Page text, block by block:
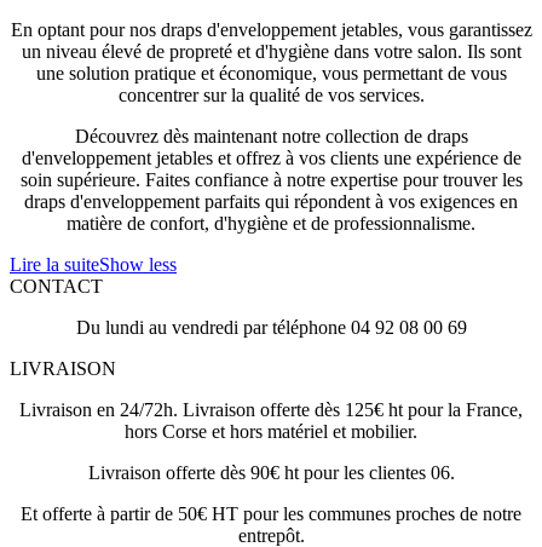
En optant pour nos draps d'enveloppement jetables, vous garantissez
un niveau élevé de propreté et d'hygiène dans votre salon. Ils sont
une solution pratique et économique, vous permettant de vous
concentrer sur la qualité de vos services.
Découvrez dès maintenant notre collection de draps
d'enveloppement jetables et offrez à vos clients une expérience de
soin supérieure. Faites confiance à notre expertise pour trouver les
draps d'enveloppement parfaits qui répondent à vos exigences en
matière de confort, d'hygiène et de professionnalisme.
Lire la suiteShow less
CONTACT
Du lundi au vendredi par téléphone 04 92 08 00 69
LIVRAISON
Livraison en 24/72h. Livraison offerte dès 125€ ht pour la France,
hors Corse et hors matériel et mobilier.
Livraison offerte dès 90€ ht pour les clientes 06.
Et offerte à partir de 50€ HT pour les communes proches de notre
entrepôt.